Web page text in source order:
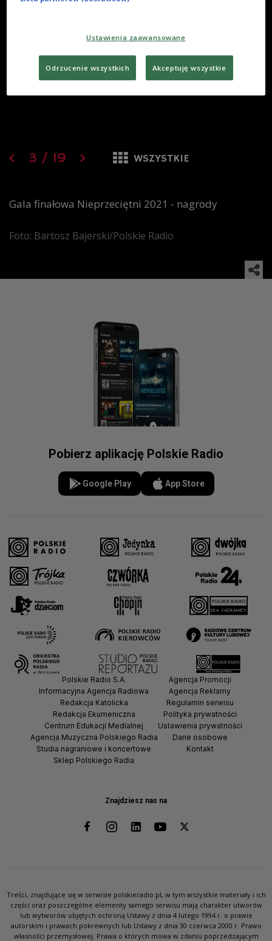
3 / 19 WSZYSTKIE
Gala finałowa Nieprzeciętni 2021 - nagrody
Foto: Bartosz Bajerski/Polskie Radio
Pobierz aplikację Polskie Radio
Google Play App Store
Znajdziesz nas na
Polskie Radio S.A.
Informacyjna Agencja Radiowa
Redakcja Katolicka
Redakcja Ekumeniczna
Centrum Edukacji Medialnej
Agencja Muzyczna Polskiego Radia
Studia nagraniowe i koncertowe
Sklep Polskiego Radia
Agencja Promocji
Agencja Reklamy
Regulamin serwisu
Polityka prywatności
Ustawienia prywatności
Dane osobowe
Kontakt
Treści, znajdujące się w serwisie polskieradio.pl, w tym wszystkie materiały i ich
części oraz poszczególne elementy samego serwisu mają charakter utworów
lub wytworów objętych ochroną Ustawy z dnia 4 lutego 1994 r. o prawie
autorskim i prawach pokrewnych lub Ustawy z dnia 30 czerwca 2000 r. Prawo
własności przemysłowej. Prawa o których mowa w zdaniu poprzedzającym
Ustawienia zaawansowane
Odrzucenie wszystkich Akceptuję wszystkie